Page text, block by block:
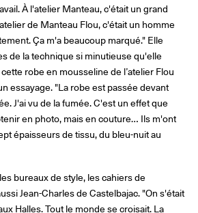
À l'atelier Manteau, c'était un grand
de Manteau Flou, c'était un homme
Ça m'a beaucoup marqué." Elle
de la technique si minutieuse qu'elle
robe en mousseline de l’atelier Flou
essayage. "La robe est passée devant
J'ai vu de la fumée. C'est un effet que
en photo, mais en couture… Ils m'ont
épaisseurs de tissu, du bleu-nuit au
bureaux de style, les cahiers de
Jean-Charles de Castelbajac. "On s'était
Halles. Tout le monde se croisait. La